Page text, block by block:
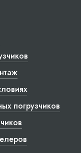
погрузчиков